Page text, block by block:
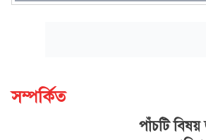
সম্পর্কিত
পাঁচটি বিষয়